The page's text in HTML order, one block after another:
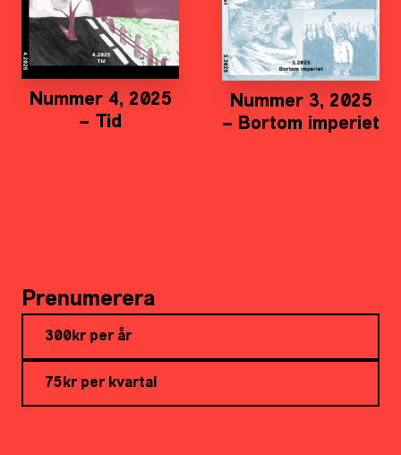
Nummer 4, 2025
– Tid
Nummer 3, 2025
– Bortom imperiet
Prenumerera
300kr per år
75kr per kvartal